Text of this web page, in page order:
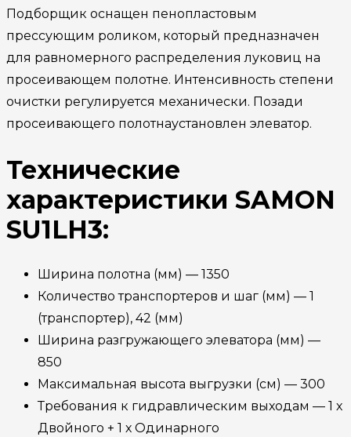
Подборщик оснащен пенопластовым
прессующим роликом, который предназначен
для равномерного распределения луковиц на
просеивающем полотне. Интенсивность степени
очистки регулируется механически. Позади
просеивающего полотнаустановлен элеватор.
Технические
характеристики SAMON
SU1LH3:
Ширина полотна (мм) — 1350
Количество транспортеров и шаг (мм) — 1
(транспортер), 42 (мм)
Ширина разгружающего элеватора (мм) —
850
Максимальная высота выгрузки (см) — 300
Требования к гидравлическим выходам — 1 х
Двойного + 1 х Одинарного